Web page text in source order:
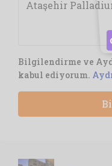
Bilgilendirme ve
kabul ediyorum.